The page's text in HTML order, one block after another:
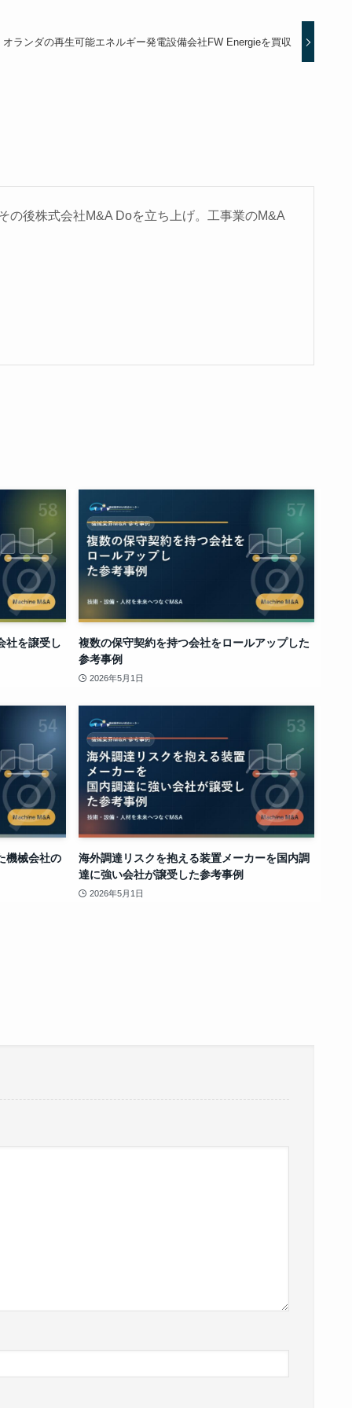
ランダの再生可能エネルギー発電設備会社FW Energieを買収
の後株式会社M&A Doを立ち上げ。工事業のM&A
社を譲受し
複数の保守契約を持つ会社をロールアップした
参考事例
2026年5月1日
機械会社の
海外調達リスクを抱える装置メーカーを国内調
達に強い会社が譲受した参考事例
2026年5月1日